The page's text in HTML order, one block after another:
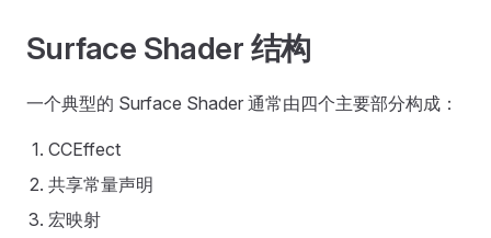
Surface Shader 结构
一个典型的 Surface Shader 通常由四个主要部分构成：
CCEffect
共享常量声明
宏映射